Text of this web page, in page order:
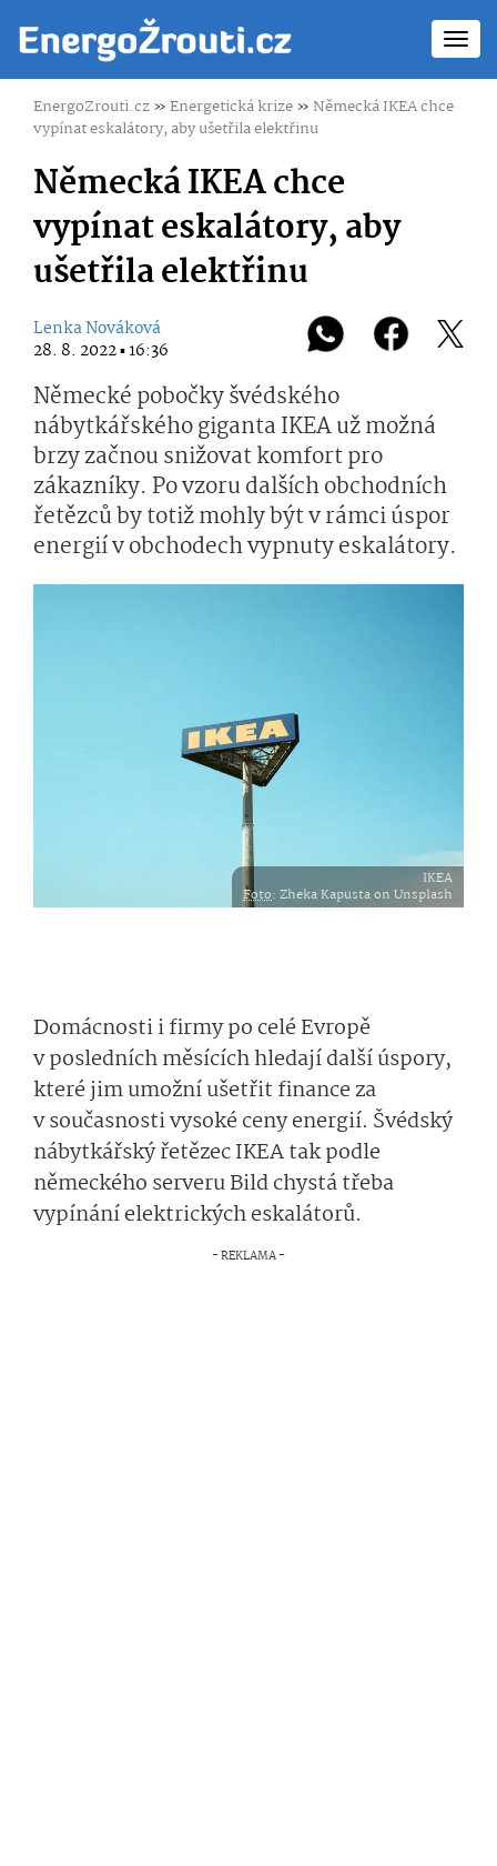
EnergoZrouti.cz»Energetická krize»Německá IKEA chce
vypínat eskalátory, aby ušetřila elektřinu
Německá IKEA chce
vypínat eskalátory, aby
ušetřila elektřinu
Lenka Nováková
28. 8. 2022 ▪ 16:36
Německé pobočky švédského
nábytkářského giganta IKEA už možná
brzy začnou snižovat komfort pro
zákazníky. Po vzoru dalších obchodních
řetězců by totiž mohly být v rámci úspor
energií v obchodech vypnuty eskalátory.
IKEA
Foto: Zheka Kapusta on Unsplash
Domácnosti i firmy po celé Evropě
v posledních měsících hledají další úspory,
které jim umožní ušetřit finance za
v současnosti vysoké ceny energií. Švédský
nábytkářský řetězec IKEA tak podle
německého serveru Bild chystá třeba
vypínání elektrických eskalátorů.